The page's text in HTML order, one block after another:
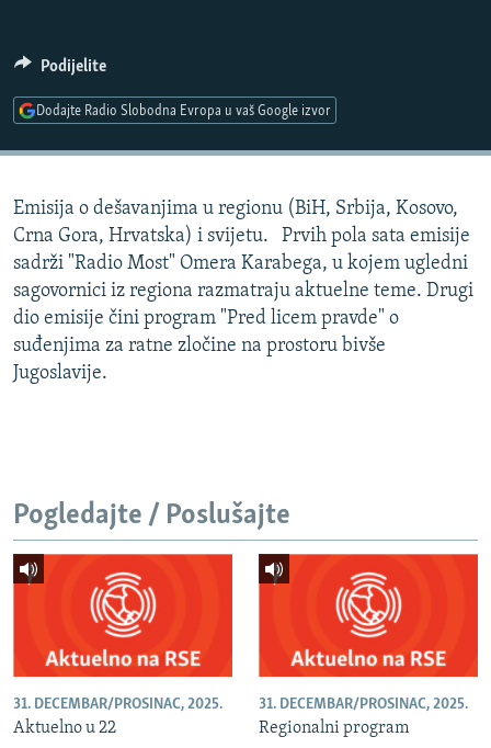
DNEVNO@RSE
SPECIJALI RSE
POPLAVE I KLIZIŠTA U BIH 2024.
TV LIBERTY
POST SCRIPTUM
MOJA EVROPA
TRI DECENIJE OD RATA U BIH
PRATITE NAS
Sve RFE/RL stranice
Podijelite
Dodajte Radio Slobodna Evropa u vaš Google izvor
Emisija o dešavanjima u regionu (BiH, Srbija, Kosovo,
Crna Gora, Hrvatska) i svijetu. Prvih pola sata emisije
sadrži "Radio Most" Omera Karabega, u kojem ugledni
sagovornici iz regiona razmatraju aktuelne teme. Drugi
dio emisije čini program "Pred licem pravde" o
suđenjima za ratne zločine na prostoru bivše
Jugoslavije.
Pogledajte / Poslušajte
31. DECEMBAR/PROSINAC, 2025.
Aktuelno u 22
31. DECEMBAR/PROSINAC, 2025.
Regionalni program